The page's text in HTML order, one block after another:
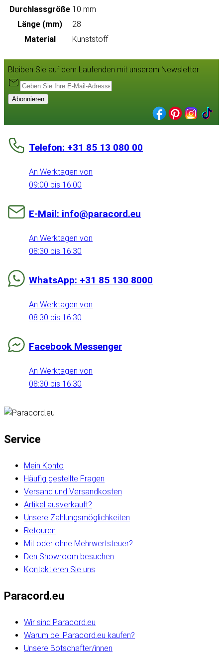
Durchlassgröße 10 mm
Länge (mm)
28
Material
Kunststoff
Bleiben Sie auf dem Laufenden mit unserem Newsletter:
Abonnieren
Telefon: +31 85 13 080 00
An Werktagen von
09:00 bis 16:00
E-Mail: info@paracord.eu
An Werktagen von
08:30 bis 16:30
WhatsApp: +31 85 130 8000
An Werktagen von
08:30 bis 16:30
Facebook Messenger
An Werktagen von
08:30 bis 16:30
Service
Mein Konto
Häufig gestellte Fragen
Versand und Versandkosten
Artikel ausverkauft?
Unsere Zahlungsmöglichkeiten
Retouren
Mit oder ohne Mehrwertsteuer?
Den Showroom besuchen
Kontaktieren Sie uns
Paracord.eu
Wir sind Paracord.eu
Warum bei Paracord.eu kaufen?
Unsere Botschafter/innen